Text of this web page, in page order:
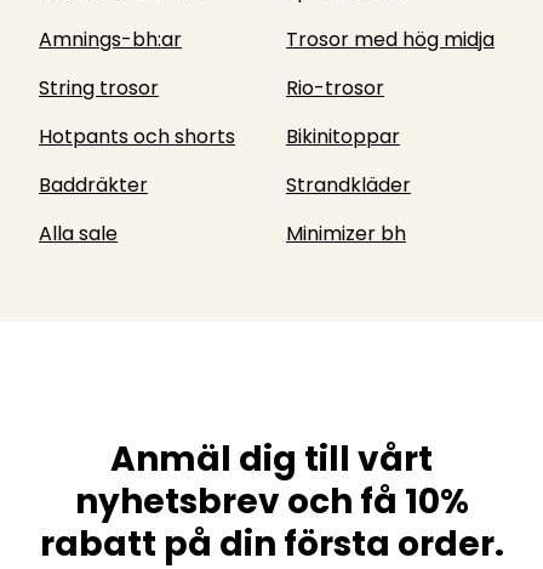
Amnings-bh:ar
Trosor med hög midja
String trosor
Rio-trosor
Hotpants och shorts
Bikinitoppar
Baddräkter
Strandkläder
Alla sale
Minimizer bh
Anmäl dig till vårt
nyhetsbrev och få 10%
rabatt på din första order.